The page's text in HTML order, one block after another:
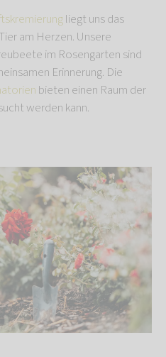
liegt uns das
am Herzen. Unsere
im Rosengarten sind
Erinnerung. Die
bieten einen Raum der
werden kann.